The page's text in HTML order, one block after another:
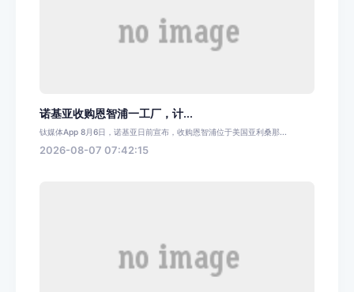
诺基亚收购恩智浦一工厂，计...
钛媒体App 8月6日，诺基亚日前宣布，收购恩智浦位于美国亚利桑那...
2026-08-07 07:42:15